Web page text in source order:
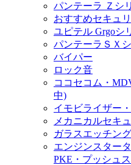
パンテーラ Ｚシ
おすすめセキュ
ユピテル Grgoシ
パンテーラＳＸ
バイパー
ロック音
ココセコム・
中)
イモビライザー
メカニカルセキ
ガラスエッチング
エンジンスター
PKE・プッシュ